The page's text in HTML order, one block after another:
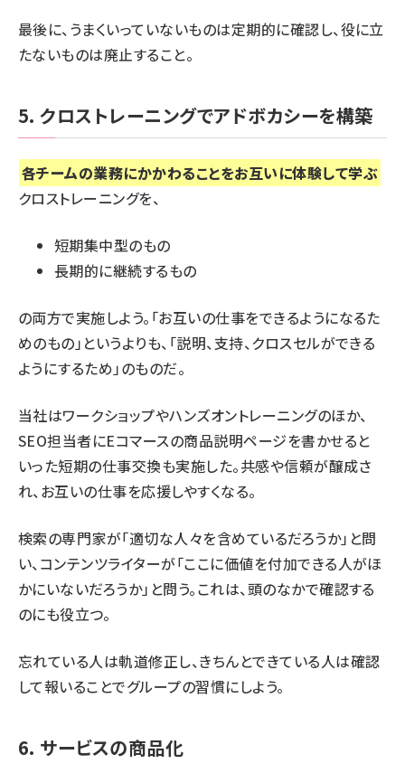
最後に、うまくいっていないものは定期的に確認し、役に立
たないものは廃止すること。
5. クロストレーニングでアドボカシーを構築
各チームの業務にかかわることをお互いに体験して学ぶ
クロストレーニングを、
短期集中型のもの
長期的に継続するもの
の両方で実施しよう。「お互いの仕事をできるようになるた
めのもの」というよりも、「説明、支持、クロスセルができる
ようにするため」のものだ。
当社はワークショップやハンズオントレーニングのほか、
SEO担当者にEコマースの商品説明ページを書かせると
いった短期の仕事交換も実施した。共感や信頼が醸成さ
れ、お互いの仕事を応援しやすくなる。
検索の専門家が「適切な人々を含めているだろうか」と問
い、コンテンツライターが「ここに価値を付加できる人がほ
かにいないだろうか」と問う。これは、頭のなかで確認する
のにも役立つ。
忘れている人は軌道修正し、きちんとできている人は確認
して報いることでグループの習慣にしよう。
6. サービスの商品化